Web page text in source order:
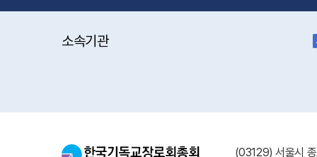
소속기관
(03129) 서울시